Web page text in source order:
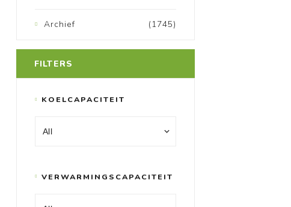
(1745)
Archief
FILTERS
KOELCAPACITEIT
VERWARMINGSCAPACITEIT